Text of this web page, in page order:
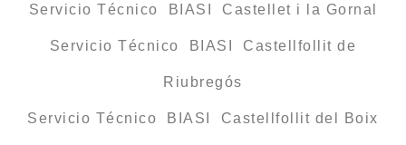
Servicio Técnico BIASI Castellet i la Gornal
Servicio Técnico BIASI Castellfollit de
Riubregós
Servicio Técnico BIASI Castellfollit del Boix